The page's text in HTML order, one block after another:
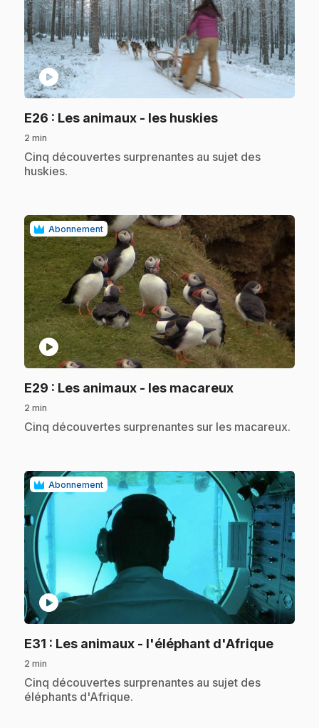
play_circle
E26 : Les animaux - les huskies.
2 min
.Cinq découvertes surprenantes au sujet des
huskies.
Abonnement
play_circle
E29 : Les animaux - les macareux.
2 min
.Cinq découvertes surprenantes sur les macareux.
Abonnement
play_circle
E31 : Les animaux - l'éléphant d'Afrique.
2 min
.Cinq découvertes surprenantes au sujet des
éléphants d'Afrique.